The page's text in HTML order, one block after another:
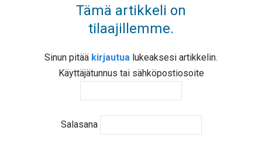
Tämä artikkeli on
tilaajillemme.
Sinun pitää kirjautua lukeaksesi artikkelin.
Käyttäjätunnus tai sähköpostiosoite
Salasana